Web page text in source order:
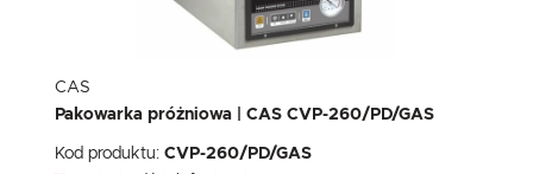
CAS
Pakowarka próżniowa | CAS CVP-260/PD/GAS
Kod produktu: CVP-260/PD/GAS